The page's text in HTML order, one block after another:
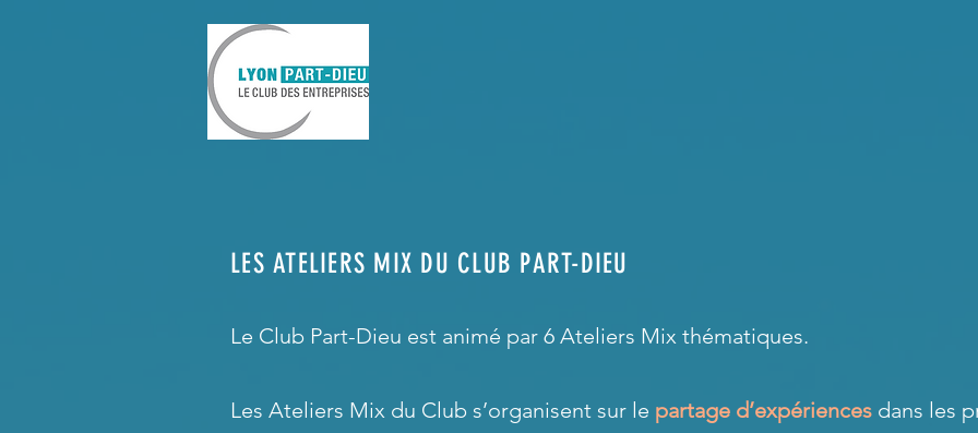
LES ATELIERS MIX DU CLUB PART-DIEU
Le Club Part-Dieu est animé par 6 Ateliers Mix thématiques.
Les Ateliers Mix du Club s’organisent sur le partage d’expériences dans les